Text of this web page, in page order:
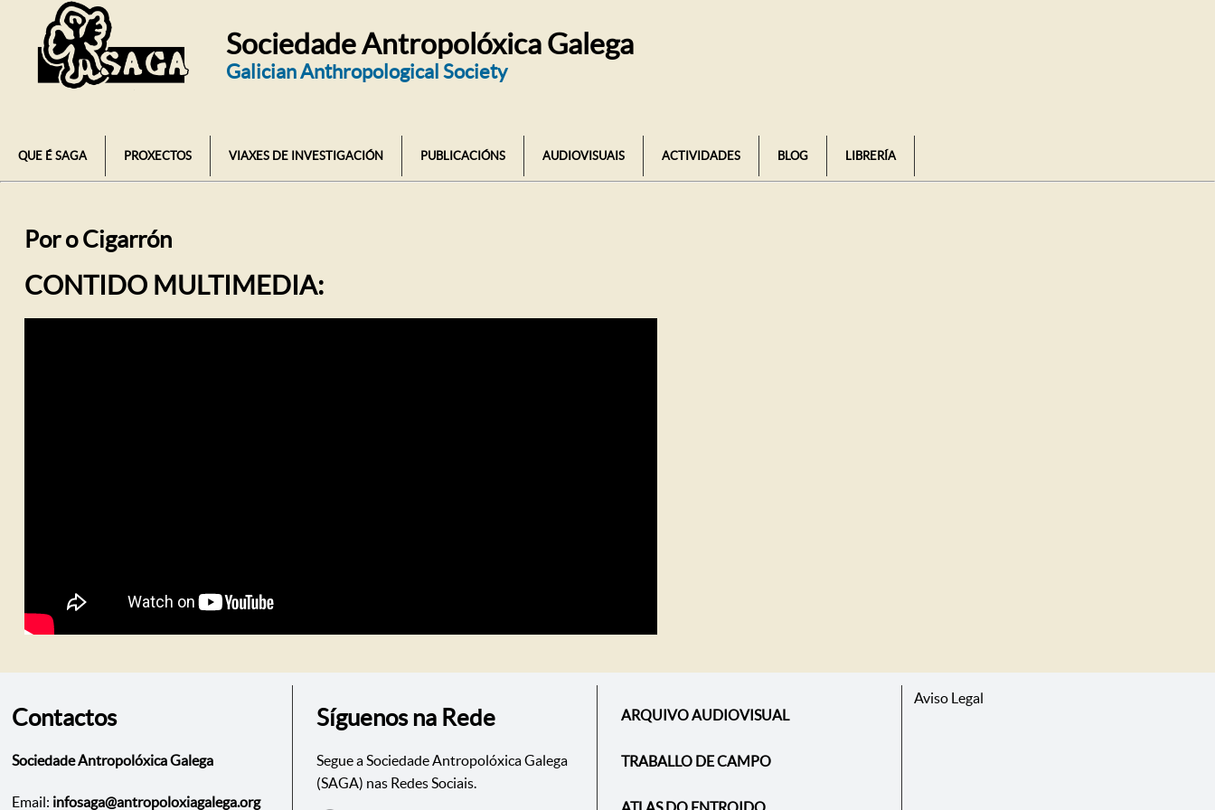
Sociedade Antropolóxica Galega
Galician Anthropological Society
QUE É SAGA PROXECTOS VIAXES DE INVESTIGACIÓN PUBLICACIÓNS AUDIOVISUAIS ACTIVIDADES BLOG LIBRERÍA
Por o Cigarrón
CONTIDO MULTIMEDIA:
Contactos
Sociedade Antropolóxica Galega
Email: infosaga@antropoloxiagalega.org
Síguenos na Rede
Segue a Sociedade Antropolóxica Galega
(SAGA) nas Redes Sociais.
ARQUIVO AUDIOVISUAL
TRABALLO DE CAMPO
Aviso Legal